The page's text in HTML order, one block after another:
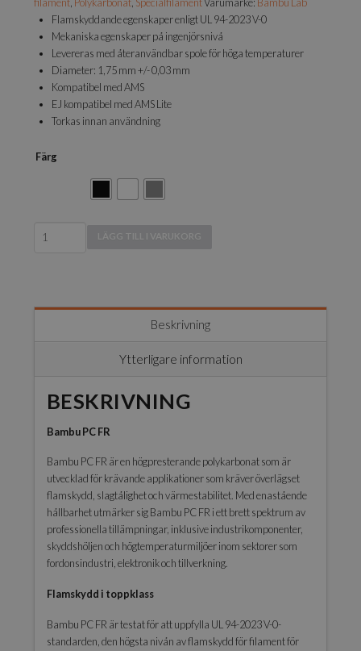
Flamskyddande egenskaper enligt UL 94-2023 V-0
Mekaniska egenskaper på ingenjörsnivå
Levereras med återanvändbar spole för höga temperaturer
Diameter: 1,75 mm +/- 0,03 mm
Kompatibel med AMS
EJ kompatibel med AMS Lite
Torkas innan användning
Färg
Lab
with
LÄGG TILL I VARUKORG
Beskrivning
Ytterligare information
BESKRIVNING
Bambu PC FR
Bambu PC FR är en högpresterande polykarbonat som är
utvecklad för krävande applikationer som kräver överlägset
flamskydd, slagtålighet och värmestabilitet. Med enastående
hållbarhet utmärker sig Bambu PC FR i ett brett spektrum av
professionella tillämpningar, inklusive industrikomponenter,
skyddshöljen och högtemperaturmiljöer inom sektorer som
fordonsindustri, elektronik och tillverkning.
Flamskydd i toppklass
Bambu PC FR är testat för att uppfylla UL 94-2023 V-0-
standarden, den högsta nivån av flamskydd för filament för